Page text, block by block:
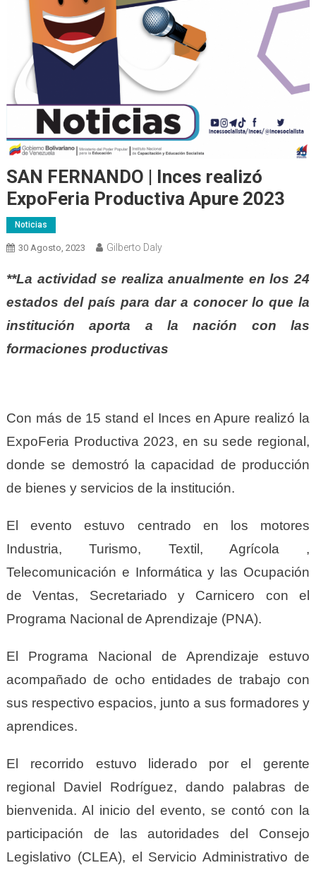
SAN FERNANDO | Inces realizó
ExpoFeria Productiva Apure 2023
Noticias
30 Agosto, 2023 Gilberto Daly
**La actividad se realiza anualmente en los 24
estados del país para dar a conocer lo que la
institución aporta a la nación con las
formaciones productivas
Con más de 15 stand el Inces en Apure realizó la
ExpoFeria Productiva 2023, en su sede regional,
donde se demostró la capacidad de producción
de bienes y servicios de la institución.
El evento estuvo centrado en los motores
Industria, Turismo, Textil, Agrícola ,
Telecomunicación e Informática y las Ocupación
de Ventas, Secretariado y Carnicero con el
Programa Nacional de Aprendizaje (PNA).
El Programa Nacional de Aprendizaje estuvo
acompañado de ocho entidades de trabajo con
sus respectivo espacios, junto a sus formadores y
aprendices.
El recorrido estuvo liderado por el gerente
regional Daviel Rodríguez, dando palabras de
bienvenida. Al inicio del evento, se contó con la
participación de las autoridades del Consejo
Legislativo (CLEA), el Servicio Administrativo de